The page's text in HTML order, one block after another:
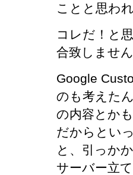
ことと思わ
コレだ！と
合致しませ
Google
のも考えた
の内容とか
だからとい
と、引っか
サーバー立